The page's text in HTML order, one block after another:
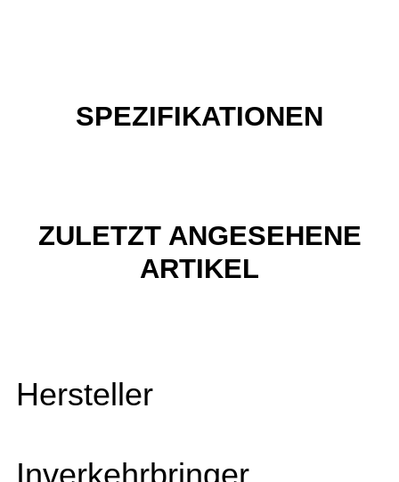
SPEZIFIKATIONEN
ZULETZT ANGESEHENE
ARTIKEL
Hersteller